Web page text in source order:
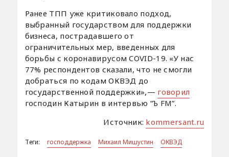
Ранее ТПП уже критиковало подход,
выбранный государством для поддержки
бизнеса, пострадавшего от
ограничительных мер, введенных для
борьбы с коронавирусом COVID-19. «У нас
77% респондентов сказали, что не смогли
добраться по кодам ОКВЭД до
государственной поддержки»,— говорил
господин Катырин в интервью “Ъ FM”.
Источник: kommersant.ru
Теги: господдержка Михаил Мишустин ОКВЭД